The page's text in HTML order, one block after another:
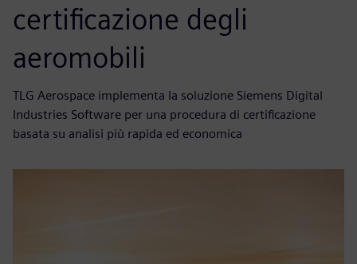
certificazione degli
aeromobili
TLG Aerospace implementa la soluzione Siemens Digital
Industries Software per una procedura di certificazione
basata su analisi più rapida ed economica